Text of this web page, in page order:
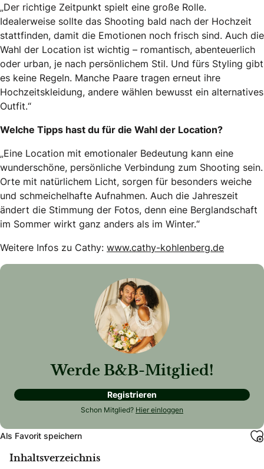
„Der richtige Zeitpunkt spielt eine große Rolle.
Idealerweise sollte das Shooting bald nach der Hochzeit
stattfinden, damit die Emotionen noch frisch sind. Auch die
Wahl der Location ist wichtig – romantisch, abenteuerlich
oder urban, je nach persönlichem Stil. Und fürs Styling gibt
es keine Regeln. Manche Paare tragen erneut ihre
Hochzeitskleidung, andere wählen bewusst ein alternatives
Outfit.“
Welche Tipps hast du für die Wahl der Location?
„Eine Location mit emotionaler Bedeutung kann eine
wunderschöne, persönliche Verbindung zum Shooting sein.
Orte mit natürlichem Licht, sorgen für besonders weiche
und schmeichelhafte Aufnahmen. Auch die Jahreszeit
ändert die Stimmung der Fotos, denn eine Berglandschaft
im Sommer wirkt ganz anders als im Winter.“
Weitere Infos zu Cathy: www.cathy-kohlenberg.de
Werde B&B-Mitglied!
Registrieren
Schon Mitglied? Hier einloggen
Als Favorit speichern
Inhaltsverzeichnis